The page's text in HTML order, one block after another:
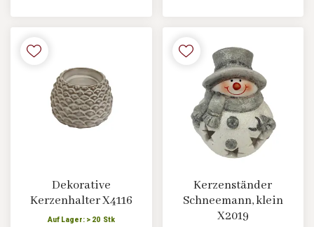
Dekorative
Kerzenhalter X4116
Auf Lager: > 20 Stk
Kerzenständer
Schneemann, klein
X2019